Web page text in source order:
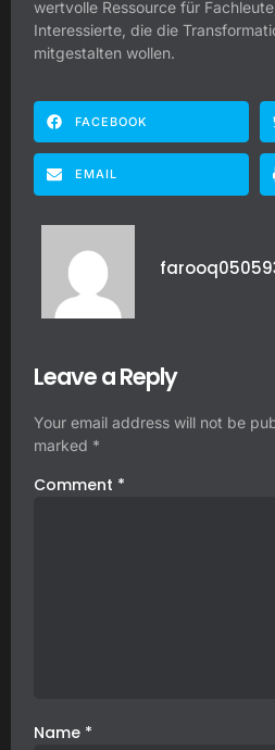
wertvolle Ressource für
Interessierte, die die
mitgestalten wollen.
FACEBOOK
EMAIL
Leave a Reply
Your email address will not be
marked *
Comment *
Name *